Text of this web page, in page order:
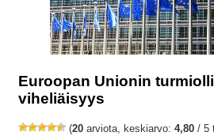
Euroopan Unionin
viheliäisyys
(20 arviota, keskiarvo: 4,80 / 5